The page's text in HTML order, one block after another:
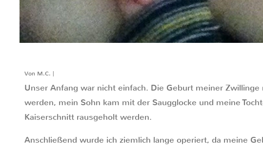
Von M.C. |
Unser Anfang war nicht einfach. Die Geburt meiner
werden, mein Sohn kam mit der Saugglocke und meine
Kaiserschnitt rausgeholt werden.
Anschließend wurde ich ziemlich lange operiert, da meine